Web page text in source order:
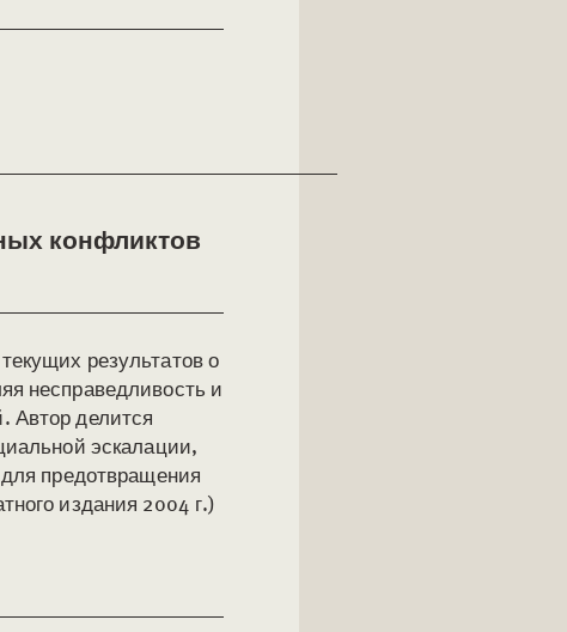
конфликтов
результатов о
несправедливость и
Автор делится
эскалации,
для предотвращения
издания 2004 г.)